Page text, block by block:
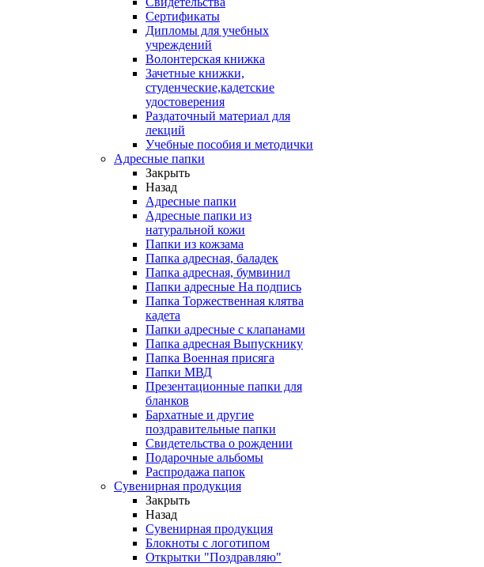
Сертификаты
Дипломы для учебных
учреждений
Волонтерская книжка
Зачетные книжки,
студенческие,кадетские
удостоверения
Раздаточный материал для
лекций
Учебные пособия и методички
Адресные папки
Закрыть
Назад
Адресные папки
Адресные папки из
натуральной кожи
Папки из кожзама
Папка адресная, баладек
Папка адресная, бумвинил
Папки адресные На подпись
Папка Торжественная клятва
кадета
Папки адресные с клапанами
Папка адресная Выпускнику
Папка Военная присяга
Папки МВД
Презентационные папки для
бланков
Бархатные и другие
поздравительные папки
Свидетельства о рождении
Подарочные альбомы
Распродажа папок
Сувенирная продукция
Закрыть
Назад
Сувенирная продукция
Блокноты с логотипом
Открытки "Поздравляю"